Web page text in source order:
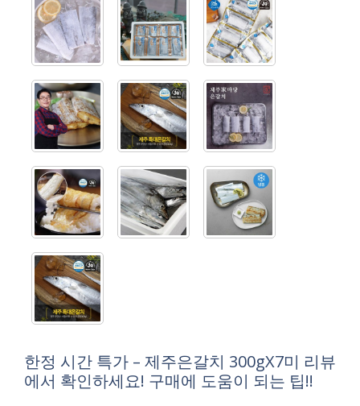
한정 시간 특가 – 제주은갈치 300gX7미 리뷰
에서 확인하세요! 구매에 도움이 되는 팁!!